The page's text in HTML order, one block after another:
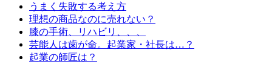
うまく失敗する考え方
理想の商品なのに売れない？
膝の手術、リハビリ、、、
芸能人は歯が命。起業家・社長は…？
起業の師匠は？